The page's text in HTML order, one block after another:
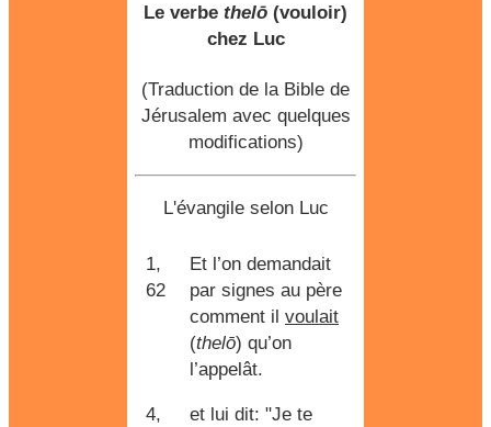
Le verbe thelō (vouloir)
chez Luc
(Traduction de la Bible de
Jérusalem avec quelques
modifications)
L'évangile selon Luc
1,
62
Et l’on demandait
par signes au père
comment il voulait
(thelō) qu’on
l’appelât.
4,
et lui dit: "Je te